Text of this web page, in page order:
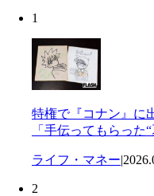
1
特権で『コナン』に
「手伝ってもらった
ライフ・マネー|
2